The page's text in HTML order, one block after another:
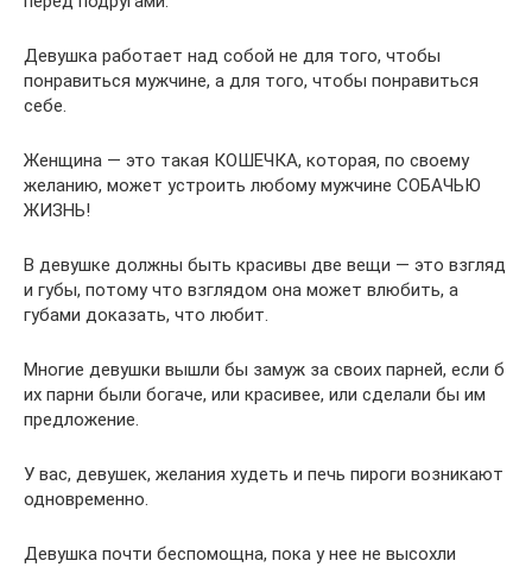
Девушка работает над собой не для того, чтобы
понравиться мужчине, а для того, чтобы понравиться
себе.
Женщина — это такая КОШЕЧКА, которая, по своему
желанию, может устроить любому мужчине СОБАЧЬЮ
ЖИЗНЬ!
В девушке должны быть красивы две вещи — это взгляд
и губы, потому что взглядом она может влюбить, а
губами доказать, что любит.
Многие девушки вышли бы замуж за своих парней, если б
их парни были богаче, или красивее, или сделали бы им
предложение.
У вас, девушек, желания худеть и печь пироги возникают
одновременно.
Девушка почти беспомощна, пока у нее не высохли